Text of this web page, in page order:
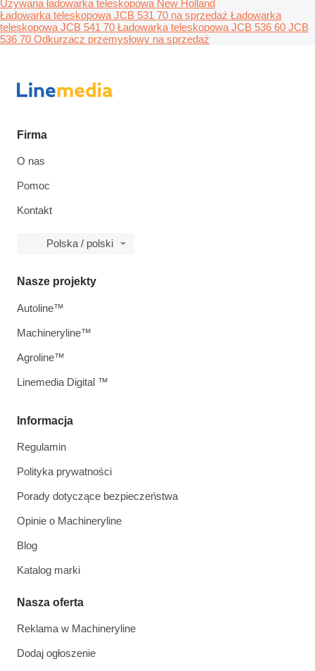
Używana ładowarka teleskopowa New Holland
Ładowarka teleskopowa JCB 531 70 na sprzedaż Ładowarka
teleskopowa JCB 541 70 Ładowarka teleskopowa JCB 536 60 JCB
536 70 Odkurzacz przemysłowy na sprzedaż
Firma
O nas
Pomoc
Kontakt
Polska / polski
Informacja
Regulamin
Polityka prywatności
Porady dotyczące bezpieczeństwa
Opinie o Machineryline
Blog
Katalog marki
Nasza oferta
Reklama w Machineryline
Dodaj ogłoszenie
Nasze projekty
Autoline™
Machineryline™
Agroline™
Linemedia Digital ™